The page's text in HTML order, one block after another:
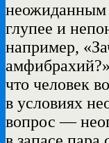
глупее и
например,
что человек
в условиях
вопрос —